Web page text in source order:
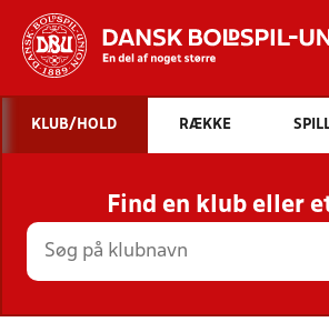
STILLINGER, RESULTATER,
HOLD
KLUB/HOLD RÆKKE
Find en klub eller